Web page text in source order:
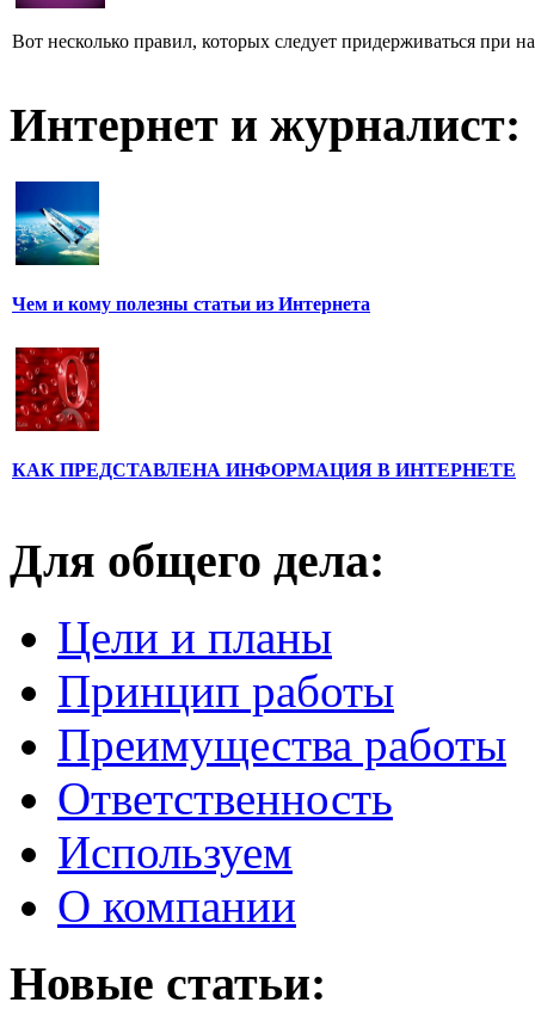
Вот несколько правил, которых следует придерживаться при
Интернет и журналист:
Чем и кому полезны статьи из Интернета
КАК ПРЕДСТАВЛЕНА ИНФОРМАЦИЯ В ИНТЕРНЕТЕ
Для общего дела:
Цели и планы
Принцип работы
Преимущества работы
Ответственность
Используем
О компании
Новые статьи: